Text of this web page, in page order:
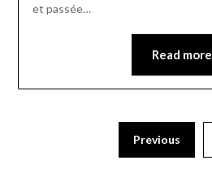
et passée…
Read more
Previous